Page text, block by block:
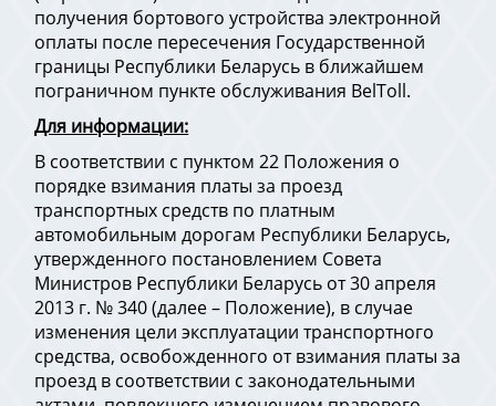
получения бортового устройства электронной
оплаты после пересечения Государственной
границы Республики Беларусь в ближайшем
пограничном пункте обслуживания BelToll.
Для информации:
В соответствии с пунктом 22 Положения о
порядке взимания платы за проезд
транспортных средств по платным
автомобильным дорогам Республики Беларусь,
утвержденного постановлением Совета
Министров Республики Беларусь от 30 апреля
2013 г. № 340 (далее – Положение), в случае
изменения цели эксплуатации транспортного
средства, освобожденного от взимания платы за
проезд в соответствии с законодательными